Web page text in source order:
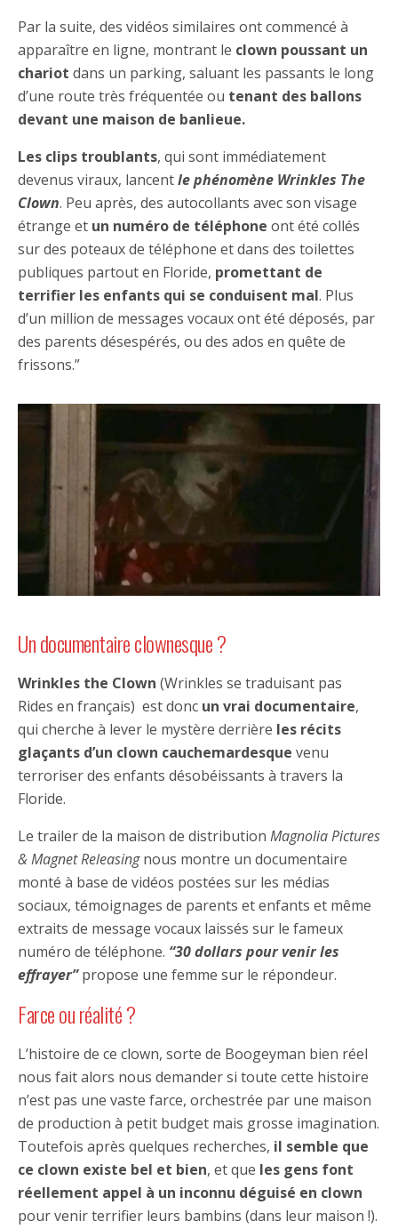
Par la suite, des vidéos similaires ont commencé à
apparaître en ligne, montrant le clown poussant un
chariot dans un parking, saluant les passants le long
d’une route très fréquentée ou tenant des ballons
devant une maison de banlieue.
Les clips troublants, qui sont immédiatement
devenus viraux, lancentle phénomène Wrinkles The
Clown. Peu après, des autocollants avec son visage
étrange et un numéro de téléphone ont été collés
sur des poteaux de téléphone et dans des toilettes
publiques partout en Floride, promettant de
terrifier les enfants qui se conduisent mal. Plus
d’un million de messages vocaux ont été déposés, par
des parents désespérés, ou des ados en quête de
frissons.”
Un documentaire clownesque ?
Wrinkles the Clown (Wrinkles se traduisant pas
Rides en français) est donc un vrai documentaire,
qui cherche à lever le mystère derrière les récits
glaçants d’un clown cauchemardesque venu
terroriser des enfants désobéissants à travers la
Floride.
Le trailer de la maison de distribution Magnolia Pictures
& Magnet Releasingnous montre un documentaire
monté à base de vidéos postées sur les médias
sociaux, témoignages de parents et enfants et même
extraits de message vocaux laissés sur le fameux
numéro de téléphone. “30 dollars pour venir les
effrayer”propose une femme sur le répondeur.
Farce ou réalité ?
L’histoire de ce clown, sorte de Boogeyman bien réel
nous fait alors nous demander si toute cette histoire
n’est pas une vaste farce, orchestrée par une maison
de production à petit budget mais grosse imagination.
Toutefois après quelques recherches, il semble que
ce clown existe bel et bien, et que les gens font
réellement appel à un inconnu déguisé en clown
pour venir terrifier leurs bambins (dans leur maison !).